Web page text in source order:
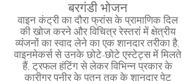
बरगंडी भोजन
वाइन कंट्री का दौरा फ्रांस के प्रामाणिक दिल
की खोज करने और विचित्र रेस्तरां में क्षेत्रीय
व्यंजनों का स्वाद लेने का एक शानदार तरीका है,
वाइनमेकर्स से उनके छोटे-छोटे एस्टेट्स में मिलते
हैं, ट्रफल हंटिंग से लेकर विभिन्न प्रकार के
कारीगर पनीर के पतन तक के शानदार पेटू